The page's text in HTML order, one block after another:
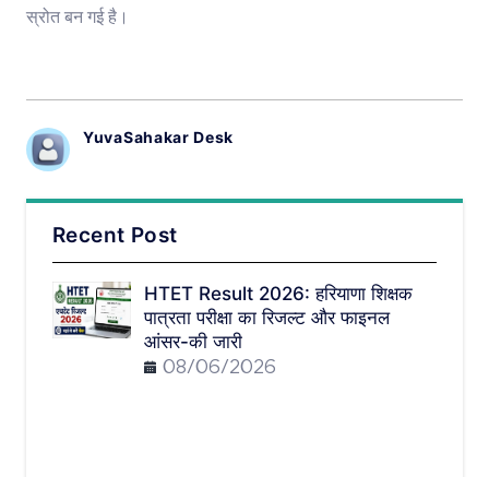
स्रोत बन गई है।
YuvaSahakar Desk
Recent Post
HTET Result 2026: हरियाणा शिक्षक
पात्रता परीक्षा का रिजल्ट और फाइनल
आंसर-की जारी
08/06/2026